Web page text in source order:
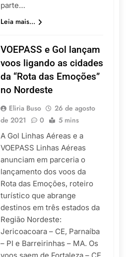
parte…
Leia mais...
VOEPASS e Gol lançam
voos ligando as cidades
da “Rota das Emoções”
no Nordeste
Eliria Buso
26 de agosto
de 2021
0 5 mins
A Gol Linhas Aéreas e a
VOEPASS Linhas Aéreas
anunciam em parceria o
lançamento dos voos da
Rota das Emoções, roteiro
turístico que abrange
destinos em três estados da
Região Nordeste:
Jericoacoara – CE, Parnaíba
– PI e Barreirinhas – MA. Os